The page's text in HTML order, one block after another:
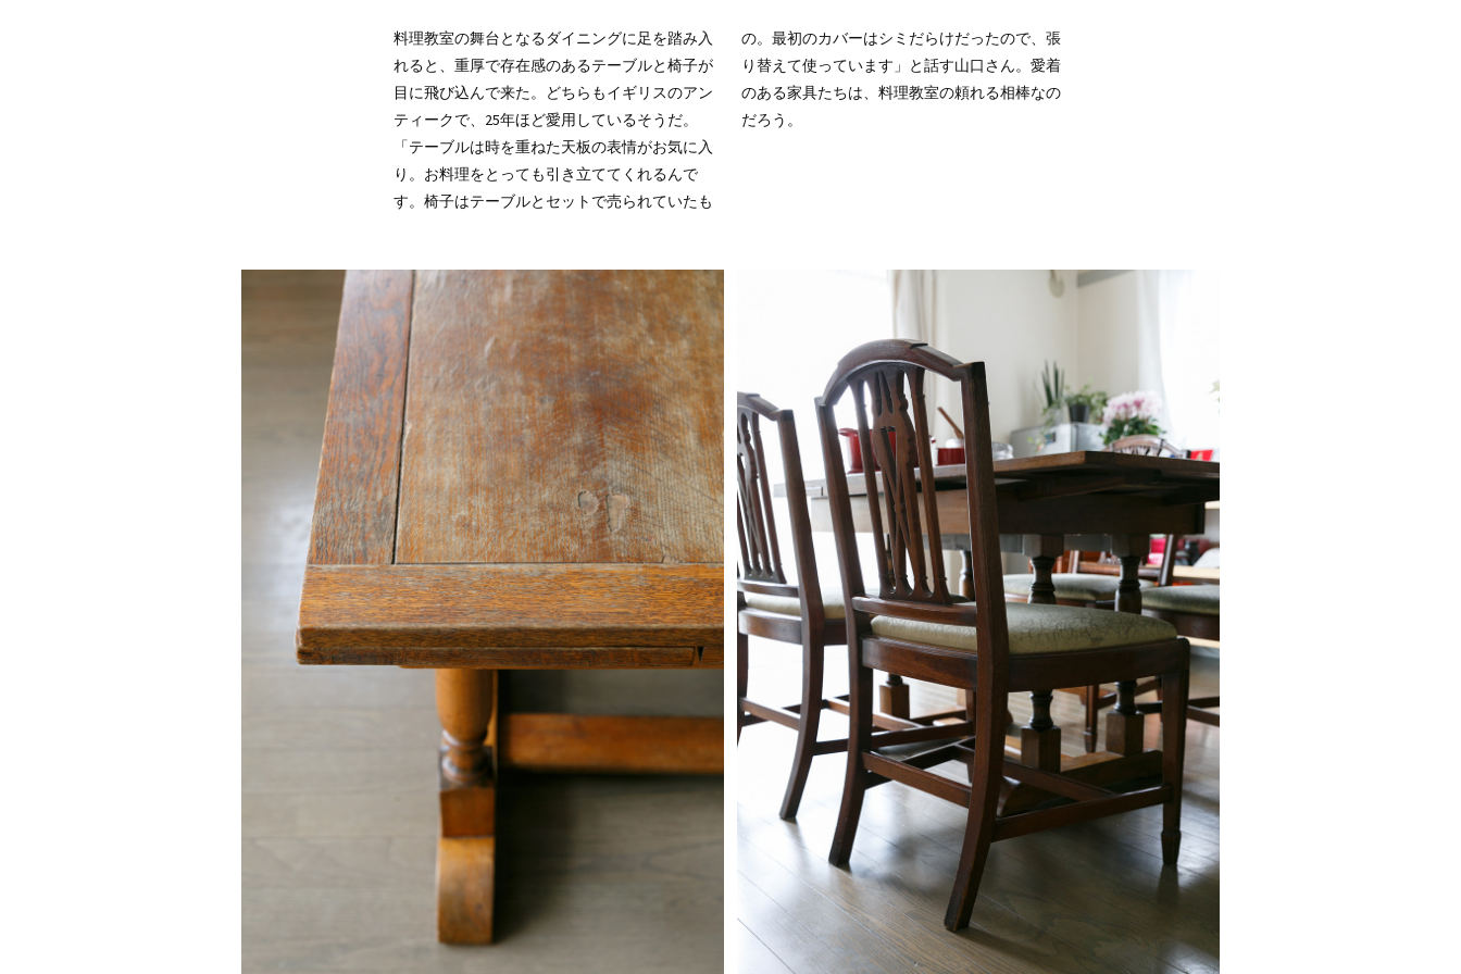
料理教室の舞台となるダイニングに足を踏み入
れると、重厚で存在感のあるテーブルと椅子が
目に飛び込んで来た。どちらもイギリスのアン
ティークで、25年ほど愛用しているそうだ。
「テーブルは時を重ねた天板の表情がお気に入
り。お料理をとっても引き立ててくれるんで
す。椅子はテーブルとセットで売られていたも
の。最初のカバーはシミだらけだったので、張
り替えて使っています」と話す山口さん。愛着
のある家具たちは、料理教室の頼れる相棒なの
だろう。